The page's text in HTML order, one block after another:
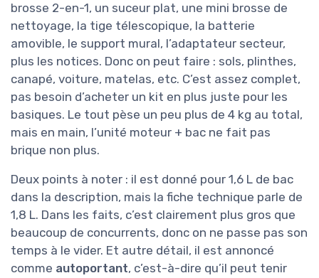
brosse 2-en-1, un suceur plat, une mini brosse de
nettoyage, la tige télescopique, la batterie
amovible, le support mural, l’adaptateur secteur,
plus les notices. Donc on peut faire : sols, plinthes,
canapé, voiture, matelas, etc. C’est assez complet,
pas besoin d’acheter un kit en plus juste pour les
basiques. Le tout pèse un peu plus de 4 kg au total,
mais en main, l’unité moteur + bac ne fait pas
brique non plus.
Deux points à noter : il est donné pour 1,6 L de bac
dans la description, mais la fiche technique parle de
1,8 L. Dans les faits, c’est clairement plus gros que
beaucoup de concurrents, donc on ne passe pas son
temps à le vider. Et autre détail, il est annoncé
comme autoportant, c’est-à-dire qu’il peut tenir